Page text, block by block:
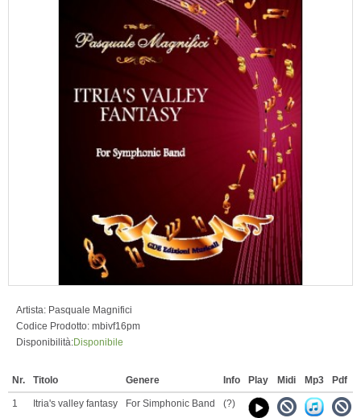
Artista: Pasquale Magnifici
Codice Prodotto: mbivf16pm
Disponibilità:Disponibile
Nr. Titolo Genere Info Play Midi Mp3 Pdf
1 Itria's valley fantasy For Simphonic Band (?)